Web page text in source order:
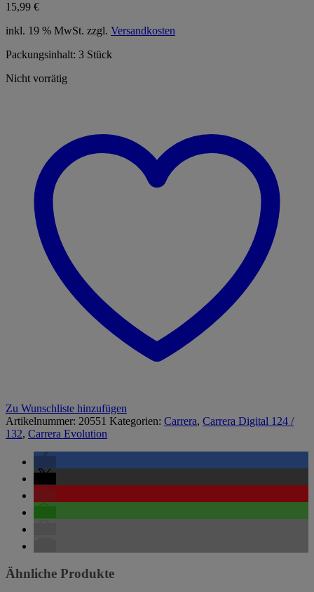
15,99 €
inkl. 19 % MwSt. zzgl. Versandkosten
Packungsinhalt: 3 Stück
Nicht vorrätig
Zu Wunschliste hinzufügen
Artikelnummer: 20551 Kategorien: Carrera, Carrera Digital 124 /
132, Carrera Evolution
Ähnliche Produkte